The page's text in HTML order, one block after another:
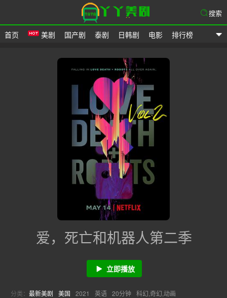
首页 美剧 国产剧 泰剧 日韩剧 电影 排行榜
搜索
爱，死亡和机器人第二季
立即播放
分类： 最新美剧 美国 2021 英语 20分钟 科幻,奇幻,动画